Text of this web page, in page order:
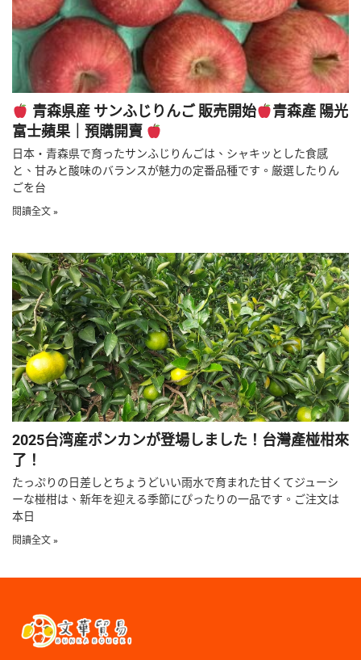
青森県産 サンふじりんご 販売開始
青森產 陽光
富士蘋果｜預購開賣
日本・青森県で育ったサンふじりんごは、シャキッとした食感
と、甘みと酸味のバランスが魅力の定番品種です。厳選したりん
ごを台
閱讀全文 »
2025台湾産ポンカンが登場しました！台灣產椪柑來
了！
たっぷりの日差しとちょうどいい雨水で育まれた甘くてジューシ
ーな椪柑は、新年を迎える季節にぴったりの一品です。ご注文は
本日
閱讀全文 »